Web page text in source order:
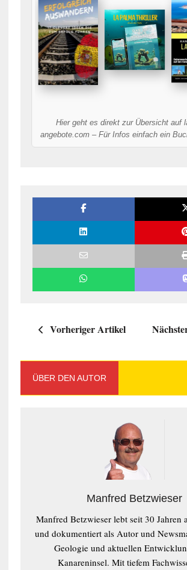
Hier geht es direkt zur Übersicht auf
angebote.com – Für Infos einfach ein
Vorheriger Artikel
ÜBER DEN AUTOR
Manfred Betzwieser
Manfred Betzwieser lebt seit 30 Jahren
und dokumentiert als Autor und
Geologie und aktuellen
Kanareninsel. Mit tiefem